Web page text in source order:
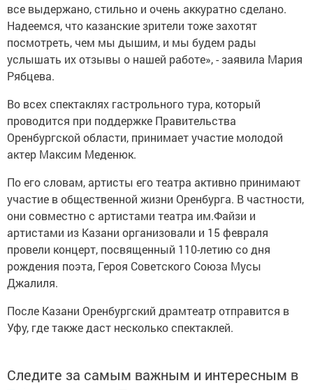
все выдержано, стильно и очень аккуратно сделано.
Надеемся, что казанские зрители тоже захотят
посмотреть, чем мы дышим, и мы будем рады
услышать их отзывы о нашей работе», - заявила Мария
Рябцева.
Во всех спектаклях гастрольного тура, который
проводится при поддержке Правительства
Оренбургской области, принимает участие молодой
актер Максим Меденюк.
По его словам, артисты его театра активно принимают
участие в общественной жизни Оренбурга. В частности,
они совместно с артистами театра им.Файзи и
артистами из Казани организовали и 15 февраля
провели концерт, посвященный 110-летию со дня
рождения поэта, Героя Советского Союза Мусы
Джалиля.
После Казани Оренбургский драмтеатр отправится в
Уфу, где также даст несколько спектаклей.
Следите за самым важным и интересным в